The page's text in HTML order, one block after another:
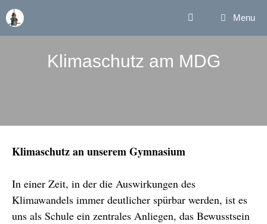
Zum
Inhalt
springen
Menu
Klimaschutz am MDG
Klimaschutz an unserem Gymnasium
In einer Zeit, in der die Auswirkungen des
Klimawandels immer deutlicher spürbar werden, ist es
uns als Schule ein zentrales Anliegen, das Bewusstsein